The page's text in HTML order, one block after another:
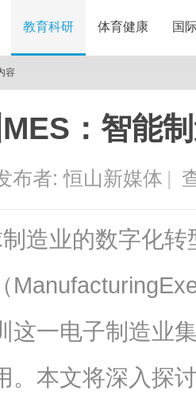
教育科研 体育健康 国
容
：智能
布者:恒山新媒体 |
造业的数字化
这一电子制造业
。本文将深入探